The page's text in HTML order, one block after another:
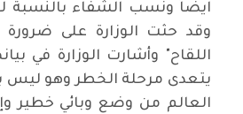
ايضاً ونسب الشفاء بالنسبة
وقد حثت الوزارة على ضرورة
اللقاح" وأشارت الوزارة في
يتعدى مرحلة الخطر وهو ليس
العالم من وضع وبائي خطير